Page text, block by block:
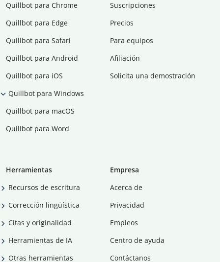
Quillbot para Chrome
Quillbot para Edge
Quillbot para Safari
Quillbot para Android
Quillbot para iOS
Quillbot para Windows
Quillbot para macOS
Quillbot para Word
Suscripciones
Precios
Para equipos
Afiliación
Solicita una demostración
Herramientas
Recursos de escritura
Corrección lingüística
Citas y originalidad
Herramientas de IA
Otras herramientas
Empresa
Acerca de
Privacidad
Empleos
Centro de ayuda
Contáctanos